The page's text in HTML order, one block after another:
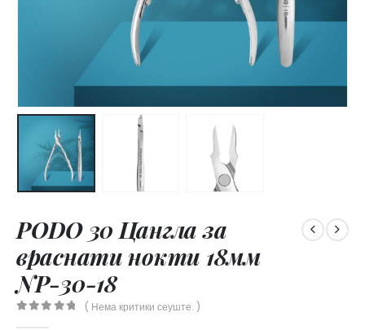
PODO 30 Цангла за
враснати нокти 18мм
NP-30-18
( Нема критики сеуште. )